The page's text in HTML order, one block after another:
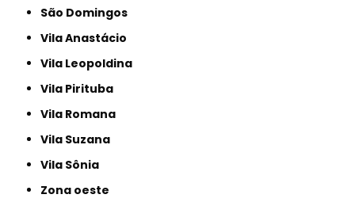
São Domingos
Vila Anastácio
Vila Leopoldina
Vila Pirituba
Vila Romana
Vila Suzana
Vila Sônia
Zona oeste